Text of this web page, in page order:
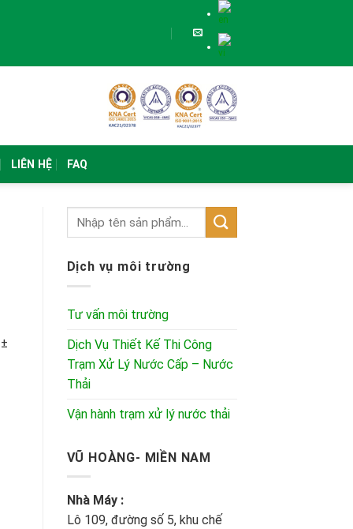
LIÊN HỆ FAQ
Dịch vụ môi trường
Tư vấn môi trường
Dịch Vụ Thiết Kế Thi Công
Trạm Xử Lý Nước Cấp – Nước
Thải
Vận hành trạm xử lý nước thải
VŨ HOÀNG- MIỀN NAM
Nhà Máy :
Lô 109, đường số 5, khu chế